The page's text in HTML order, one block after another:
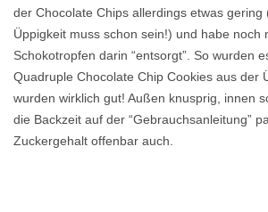
der Chocolate Chips allerdings etwas gering
Üppigkeit muss schon sein!) und habe noch
Schokotropfen darin “entsorgt”. So wurden
Quadruple Chocolate Chip Cookies aus der
wurden wirklich gut! Außen knusprig, innen
die Backzeit auf der “Gebrauchsanleitung”
Zuckergehalt offenbar auch.